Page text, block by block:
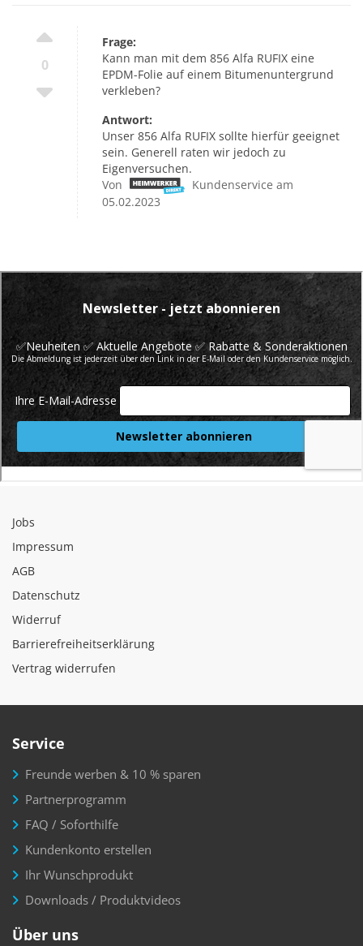
0
Frage:
Kann man mit dem 856 Alfa RUFIX eine
EPDM-Folie auf einem Bitumenuntergrund
verkleben?
Antwort:
Unser 856 Alfa RUFIX sollte hierfür geeignet
sein. Generell raten wir jedoch zu
Eigenversuchen.
Von
Kundenservice am
05.02.2023
Jobs
Impressum
AGB
Datenschutz
Widerruf
Barrierefreiheitserklärung
Vertrag widerrufen
Service
Freunde werben & 10 % sparen
Partnerprogramm
FAQ / Soforthilfe
Kundenkonto erstellen
Ihr Wunschprodukt
Downloads / Produktvideos
Über uns